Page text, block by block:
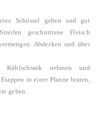
Schüssel geben und gut
geschnittene Fleisch
Abdecken und über
nehmen und
in einer Pfanne braten,
geben.